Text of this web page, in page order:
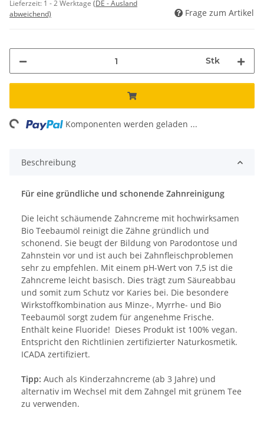
Lieferzeit: 1 - 2 Werktage (DE - Ausland
abweichend)
Frage zum Artikel
Stk
Komponenten werden geladen ...
Beschreibung
Für eine gründliche und schonende Zahnreinigung
Die leicht schäumende Zahncreme mit hochwirksamen
Bio Teebaumöl reinigt die Zähne gründlich und
schonend. Sie beugt der Bildung von Parodontose und
Zahnstein vor und ist auch bei Zahnfleischproblemen
sehr zu empfehlen. Mit einem pH-Wert von 7,5 ist die
Zahncreme leicht basisch. Dies trägt zum Säureabbau
und somit zum Schutz vor Karies bei. Die besondere
Wirkstoffkombination aus Minze-, Myrrhe- und Bio
Teebaumöl sorgt zudem für angenehme Frische.
Enthält keine Fluoride! Dieses Produkt ist 100% vegan.
Entspricht den Richtlinien zertifizierter Naturkosmetik.
ICADA zertifiziert.
Tipp: Auch als Kinderzahncreme (ab 3 Jahre) und
alternativ im Wechsel mit dem Zahngel mit grünem Tee
zu verwenden.